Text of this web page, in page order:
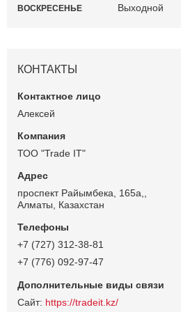
ВОСКРЕСЕНЬЕ Выходной
КОНТАКТЫ
Алексей
ТОО "Trade IT"
проспект Райымбека, 165а,,
Алматы, Казахстан
+7 (727) 312-38-81
+7 (776) 092-97-47
https://tradeit.kz/